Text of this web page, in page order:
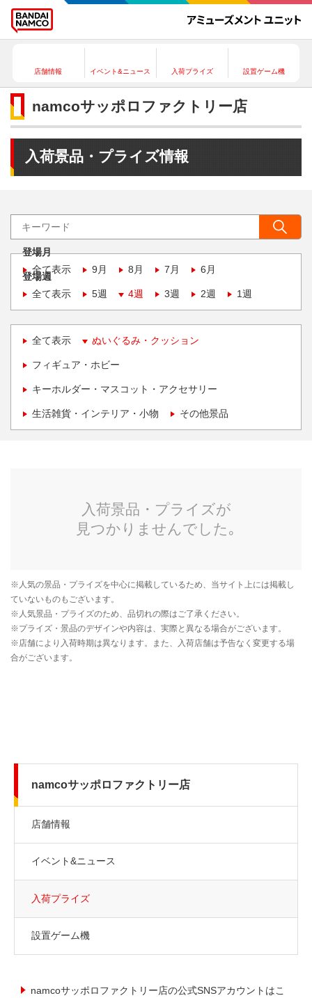
店舗情報 イベント&ニュース 入荷プライズ 設置ゲーム機
namcoサッポロファクトリー店
入荷景品・プライズ情報
登場月
全て表示
9月 8月 7月 6月
登場週
全て表示
5週 4週 3週 2週 1週
全て表示 ぬいぐるみ・クッション
フィギュア・ホビー
キーホルダー・マスコット・アクセサリー
生活雑貨・インテリア・小物 その他景品
namcoサッポロファクトリー店
店舗情報
イベント&ニュース
入荷プライズ
設置ゲーム機
namcoサッポロファクトリー店の公式SNSアカウントはこ